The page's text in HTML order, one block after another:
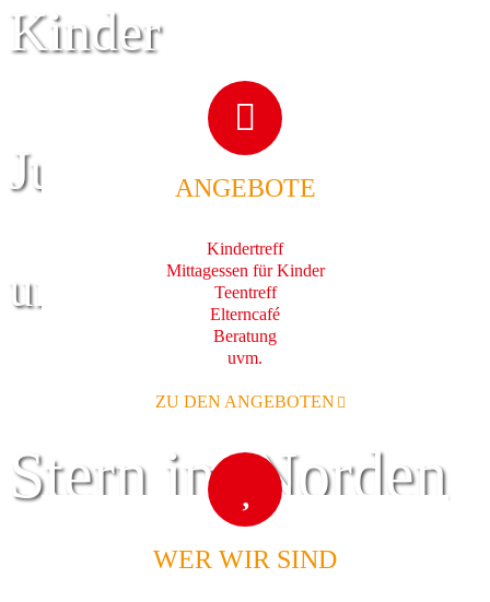
Kinder
Jugend
und Familie
Stern im Norden
ANGEBOTE
Kindertreff
Mittagessen für Kinder
Teentreff
Elterncafé
Beratung
uvm.
ZU DEN ANGEBOTEN
WER WIR SIND